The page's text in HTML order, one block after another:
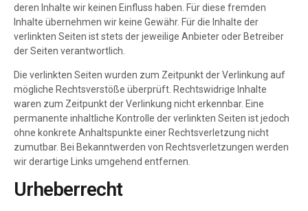
deren Inhalte wir keinen Einfluss haben. Für diese fremden
Inhalte übernehmen wir keine Gewähr. Für die Inhalte der
verlinkten Seiten ist stets der jeweilige Anbieter oder Betreiber
der Seiten verantwortlich.
Die verlinkten Seiten wurden zum Zeitpunkt der Verlinkung auf
mögliche Rechtsverstöße überprüft. Rechtswidrige Inhalte
waren zum Zeitpunkt der Verlinkung nicht erkennbar. Eine
permanente inhaltliche Kontrolle der verlinkten Seiten ist jedoch
ohne konkrete Anhaltspunkte einer Rechtsverletzung nicht
zumutbar. Bei Bekanntwerden von Rechtsverletzungen werden
wir derartige Links umgehend entfernen.
Urheberrecht